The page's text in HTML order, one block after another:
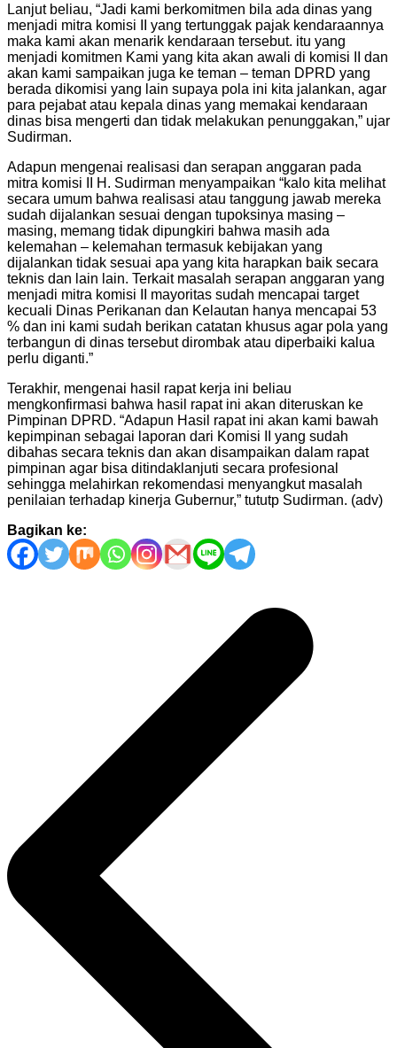
Lanjut beliau, “Jadi kami berkomitmen bila ada dinas yang
menjadi mitra komisi II yang tertunggak pajak kendaraannya
maka kami akan menarik kendaraan tersebut. itu yang
menjadi komitmen Kami yang kita akan awali di komisi II dan
akan kami sampaikan juga ke teman – teman DPRD yang
berada dikomisi yang lain supaya pola ini kita jalankan, agar
para pejabat atau kepala dinas yang memakai kendaraan
dinas bisa mengerti dan tidak melakukan penunggakan,” ujar
Sudirman.
Adapun mengenai realisasi dan serapan anggaran pada
mitra komisi II H. Sudirman menyampaikan “kalo kita melihat
secara umum bahwa realisasi atau tanggung jawab mereka
sudah dijalankan sesuai dengan tupoksinya masing –
masing, memang tidak dipungkiri bahwa masih ada
kelemahan – kelemahan termasuk kebijakan yang
dijalankan tidak sesuai apa yang kita harapkan baik secara
teknis dan lain lain. Terkait masalah serapan anggaran yang
menjadi mitra komisi II mayoritas sudah mencapai target
kecuali Dinas Perikanan dan Kelautan hanya mencapai 53
% dan ini kami sudah berikan catatan khusus agar pola yang
terbangun di dinas tersebut dirombak atau diperbaiki kalua
perlu diganti.”
Terakhir, mengenai hasil rapat kerja ini beliau
mengkonfirmasi bahwa hasil rapat ini akan diteruskan ke
Pimpinan DPRD. “Adapun Hasil rapat ini akan kami bawah
kepimpinan sebagai laporan dari Komisi II yang sudah
dibahas secara teknis dan akan disampaikan dalam rapat
pimpinan agar bisa ditindaklanjuti secara profesional
sehingga melahirkan rekomendasi menyangkut masalah
penilaian terhadap kinerja Gubernur,” tututp Sudirman. (adv)
Bagikan ke: